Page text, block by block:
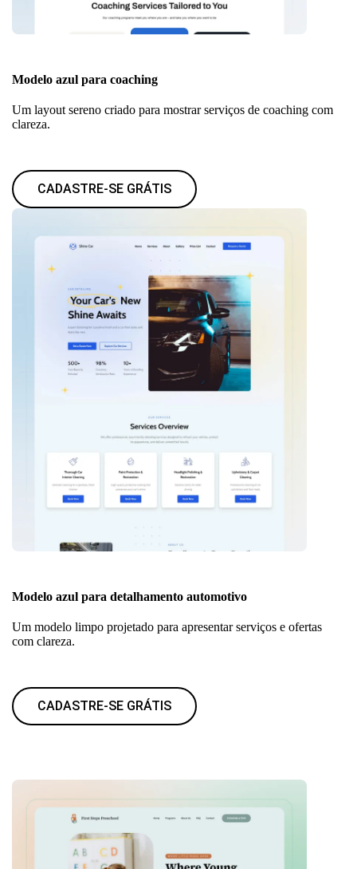
Modelo azul para coaching
Um layout sereno criado para mostrar serviços de coaching com
clareza.
CADASTRE-SE GRÁTIS
Modelo azul para detalhamento automotivo
Um modelo limpo projetado para apresentar serviços e ofertas
com clareza.
CADASTRE-SE GRÁTIS